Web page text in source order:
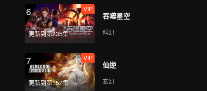
6
更新到第235集
VIP
吞噬星空
科幻
7
更新到第152集
VIP
仙逆
玄幻